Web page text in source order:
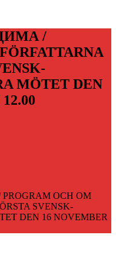
/
MÖTET DEN
OCH OM
SVENSK-
DEN 16 NOVEMBER